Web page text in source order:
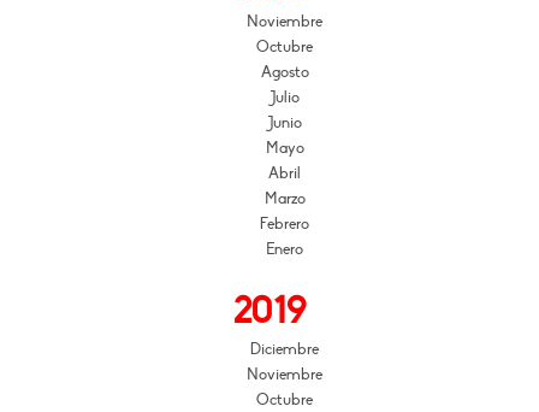
Noviembre
Octubre
Agosto
Julio
Junio
Mayo
Abril
Marzo
Febrero
Enero
2019
Diciembre
Noviembre
Octubre